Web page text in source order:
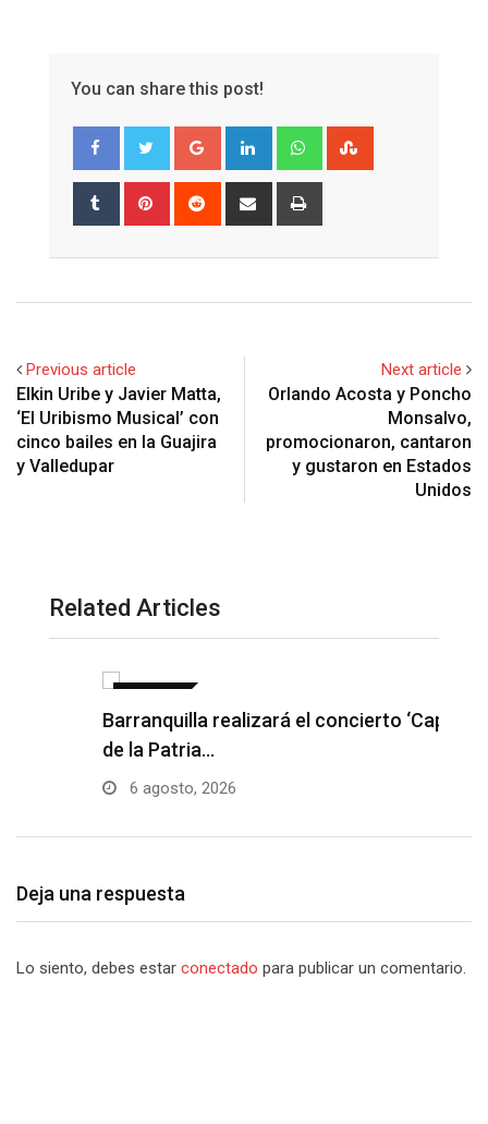
You can share this post!
Google+ LinkedIn Whatsapp
Tumblr Pinterest Reddit
Share
Previous article
Elkin Uribe y Javier Matta,
‘El Uribismo Musical’ con
cinco bailes en la Guajira
y Valledupar
Next article
Orlando Acosta y Poncho
Monsalvo,
promocionaron, cantaron
y gustaron en Estados
Unidos
Related Articles
Barranquilla realizará el concierto ‘Capital
de la Patria…
6 agosto, 2026
Deja una respuesta
Lo siento, debes estar conectado para publicar un comentario.